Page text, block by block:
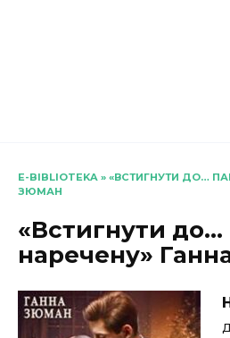
E-BIBLIOTEKA » «ВСТИГНУТИ ДО…
ЗЮМАН
«Встигнути до…
наречену»